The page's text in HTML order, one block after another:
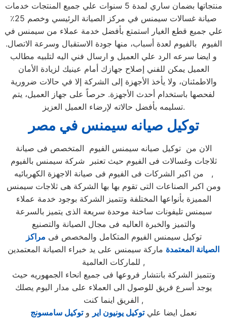
منتجاتها بضمان ساري لمدة 5 سنوات علي جميع المنتجات خدمات
صيانة غسالات سيمنس في مركز الصيانة الرئيسي وخصم 25٪
علي جميع قطع الغيار استمتع بأفضل خدمة عملاء من سيمنس في
الفيوم بالفيوم لعدة أسباب، منها جودة الاستقبال وسرعة الاتصال.
و ايضا سرعه الرد علي العميل و ارسال فني اليه لتلبيه مطالب
العميل يمكن للفني إصلاح جهازك أمام عينيك لزيادة الأمان
والاطمئنان، ولا يأخذ الأجهزة إلى الشركة إلا في حالات ضرورية
لفحصها باستخدام أحدث الأجهزة. حرصاً على جهاز العميل، يتم
تسليمه بأفضل حالاته لإرضاء العميل العزيز.
توكيل صيانه سيمنس في مصر
الان من توكيل صيانه سيمنس الفيوم المتخصص فى صيانة
ثلاجات وغسالات فى الفيوم حيث تعتبر شركة سيمنس بالفيوم
من اكبر الشركات فى الفيوم فى صيانة الاجهزة الكهربائيه ,
ومن اكبر الصناعات التى تقوم بها بها الشركة هى ثلاجات سيمنس
المميزة بأنواعها المختلفة وتتميز الشركة بوجود خدمة عملاء
سيمنس تليفونات ساخنة موحدة سريعة الذى يتميز بالسرعة
والتميز والخبرة العاليه فى مجال الصيانة والتصنيع
توكيل سيمنس الفيوم المتكامل والمخصص فى مراكز
الصيانة المعتمدة ماركة سيمنس على يد خبراء الصيانة المعتمدين
للماركات العالمية ,
وتتميز الشركة بانتشار فروعها فى جميع انحاء الجمهوريه حيث
يوجد أسرع فريق للوصول الى العملاء على مدار اليوم يصلك
الفريق اينما كنت ,
نعمل ايضا عليتوكيل يونيون اير وتوكيل سامسونج